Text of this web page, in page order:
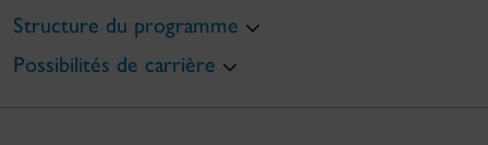
Structure du programme
Possibilités de carrière